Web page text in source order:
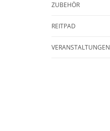
ZUBEHÖR
REITPAD
VERANSTALTUNGEN